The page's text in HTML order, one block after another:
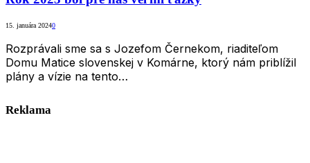
15. januára 20240
Rozprávali sme sa s Jozefom Černekom, riaditeľom
Domu Matice slovenskej v Komárne, ktorý nám priblížil
plány a vízie na tento…
Reklama